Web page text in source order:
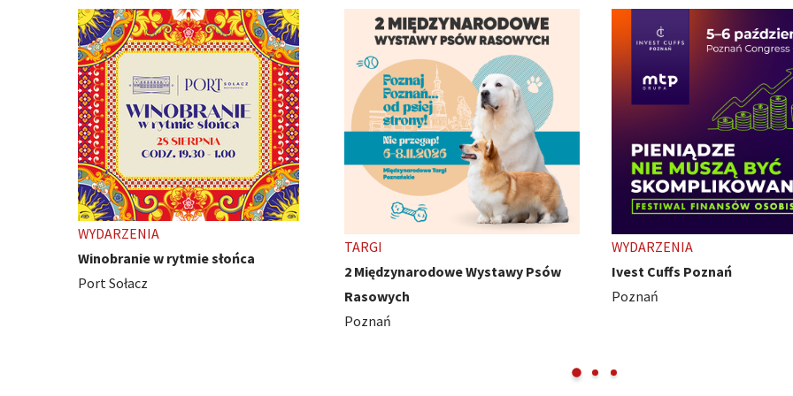
2 Międzynarodowe Wystawy Psów
WYDARZENIA
Ivest Cuffs Poznań
Poznań
TARGI
HobbyCon - z pasji się nie
Międzynarodowe Targi